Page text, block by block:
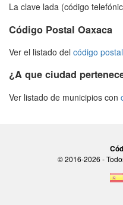
La clave lada (código
Código Postal Oaxaca
Ver el listado del código
¿A que ciudad
Ver listado de municipios con
© 2016-2026 -